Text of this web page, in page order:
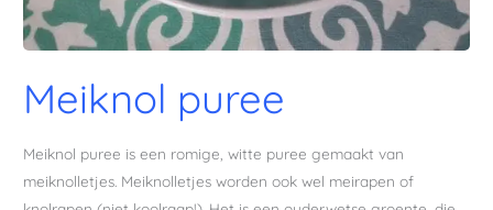
Meiknol puree
Meiknol puree is een romige, witte puree gemaakt van
meiknolletjes. Meiknolletjes worden ook wel meirapen of